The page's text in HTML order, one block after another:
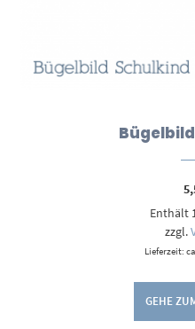
Enthält
zzgl.
Lieferzeit:
GEHE